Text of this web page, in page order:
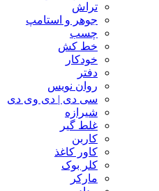
تراش
جوهر و استامپ
چسب
خط کش
خودکار
دفتر
روان نویس
سی دی | دی وی دی
شیرازه
غلط گیر
کاربن
کاور کاغذ
کلر بوک
مارکر